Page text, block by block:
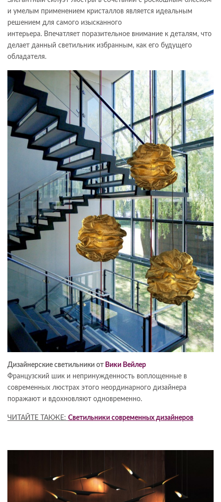
и умелым применением кристаллов является идеальным
решением для самого изысканного
интерьера. Впечатляет поразительное внимание к деталям, что
делает данный светильник избранным, как его будущего
обладателя.
Дизайнерские светильники от Вики Вейлер
Французский шик и непринужденность воплощенные в
современных люстрах этого неординарного дизайнера
поражают и вдохновляют одновременно.
ЧИТАЙТЕ ТАКЖЕ: Светильники современных дизайнеров